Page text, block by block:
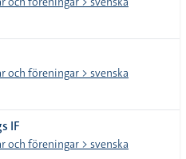
och föreningar > svenska
IF
och föreningar > svenska